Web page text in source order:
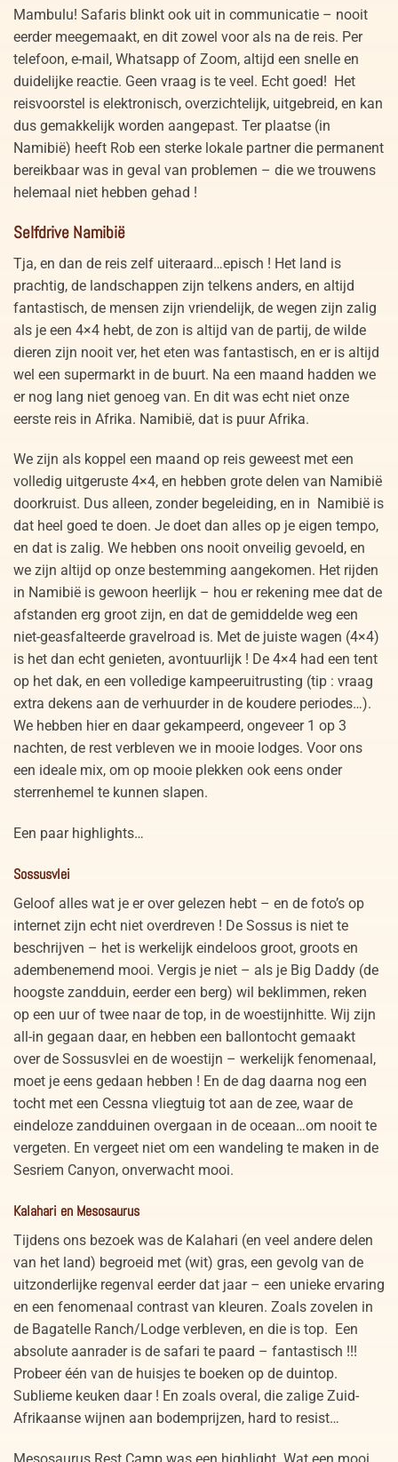
Mambulu! Safaris blinkt ook uit in communicatie – nooit
eerder meegemaakt, en dit zowel voor als na de reis. Per
telefoon, e-mail, Whatsapp of Zoom, altijd een snelle en
duidelijke reactie. Geen vraag is te veel. Echt goed! Het
reisvoorstel is elektronisch, overzichtelijk, uitgebreid, en kan
dus gemakkelijk worden aangepast. Ter plaatse (in
Namibië) heeft Rob een sterke lokale partner die permanent
bereikbaar was in geval van problemen – die we trouwens
helemaal niet hebben gehad !
Selfdrive Namibië
Tja, en dan de reis zelf uiteraard…episch ! Het land is
prachtig, de landschappen zijn telkens anders, en altijd
fantastisch, de mensen zijn vriendelijk, de wegen zijn zalig
als je een 4×4 hebt, de zon is altijd van de partij, de wilde
dieren zijn nooit ver, het eten was fantastisch, en er is altijd
wel een supermarkt in de buurt. Na een maand hadden we
er nog lang niet genoeg van. En dit was echt niet onze
eerste reis in Afrika. Namibië, dat is puur Afrika.
We zijn als koppel een maand op reis geweest met een
volledig uitgeruste 4×4, en hebben grote delen van Namibië
doorkruist. Dus alleen, zonder begeleiding, en in Namibië is
dat heel goed te doen. Je doet dan alles op je eigen tempo,
en dat is zalig. We hebben ons nooit onveilig gevoeld, en
we zijn altijd op onze bestemming aangekomen. Het rijden
in Namibië is gewoon heerlijk – hou er rekening mee dat de
afstanden erg groot zijn, en dat de gemiddelde weg een
niet-geasfalteerde gravelroad is. Met de juiste wagen (4×4)
is het dan echt genieten, avontuurlijk ! De 4×4 had een tent
op het dak, en een volledige kampeeruitrusting (tip : vraag
extra dekens aan de verhuurder in de koudere periodes…).
We hebben hier en daar gekampeerd, ongeveer 1 op 3
nachten, de rest verbleven we in mooie lodges. Voor ons
een ideale mix, om op mooie plekken ook eens onder
sterrenhemel te kunnen slapen.
Een paar highlights…
Sossusvlei
Geloof alles wat je er over gelezen hebt – en de foto’s op
internet zijn echt niet overdreven ! De Sossus is niet te
beschrijven – het is werkelijk eindeloos groot, groots en
adembenemend mooi. Vergis je niet – als je Big Daddy (de
hoogste zandduin, eerder een berg) wil beklimmen, reken
op een uur of twee naar de top, in de woestijnhitte. Wij zijn
all-in gegaan daar, en hebben een ballontocht gemaakt
over de Sossusvlei en de woestijn – werkelijk fenomenaal,
moet je eens gedaan hebben ! En de dag daarna nog een
tocht met een Cessna vliegtuig tot aan de zee, waar de
eindeloze zandduinen overgaan in de oceaan…om nooit te
vergeten. En vergeet niet om een wandeling te maken in de
Sesriem Canyon, onverwacht mooi.
Kalahari en Mesosaurus
Tijdens ons bezoek was de Kalahari (en veel andere delen
van het land) begroeid met (wit) gras, een gevolg van de
uitzonderlijke regenval eerder dat jaar – een unieke ervaring
en een fenomenaal contrast van kleuren. Zoals zovelen in
de Bagatelle Ranch/Lodge verbleven, en die is top. Een
absolute aanrader is de safari te paard – fantastisch !!!
Probeer één van de huisjes te boeken op de duintop.
Sublieme keuken daar ! En zoals overal, die zalige Zuid-
Afrikaanse wijnen aan bodemprijzen, hard to resist…
Mesosaurus Rest Camp was een highlight. Wat een mooi